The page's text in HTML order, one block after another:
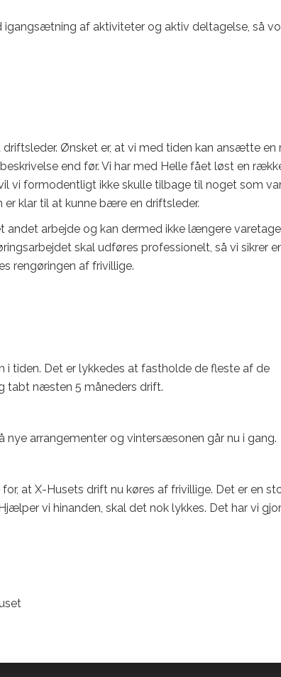
af aktiviteter og aktiv deltagelse, så
Ønsket er, at vi med tiden kan ansætte en
end før. Vi har med Helle fået løst en
vi formodentligt ikke skulle tilbage til noget som
klar til at kunne bære en driftsleder.
andet arbejde og kan dermed ikke længere varetage
skal udføres professionelt, så vi sikrer
rengøringen af frivillige.
tiden. Det er lykkedes at fastholde de fleste af de
tabt næsten 5 måneders drift.
arrangementer og vintersæsonen går nu i gang.
at X-Husets drift nu køres af frivillige. Det er en
vi hinanden, skal det nok lykkes. Det har vi